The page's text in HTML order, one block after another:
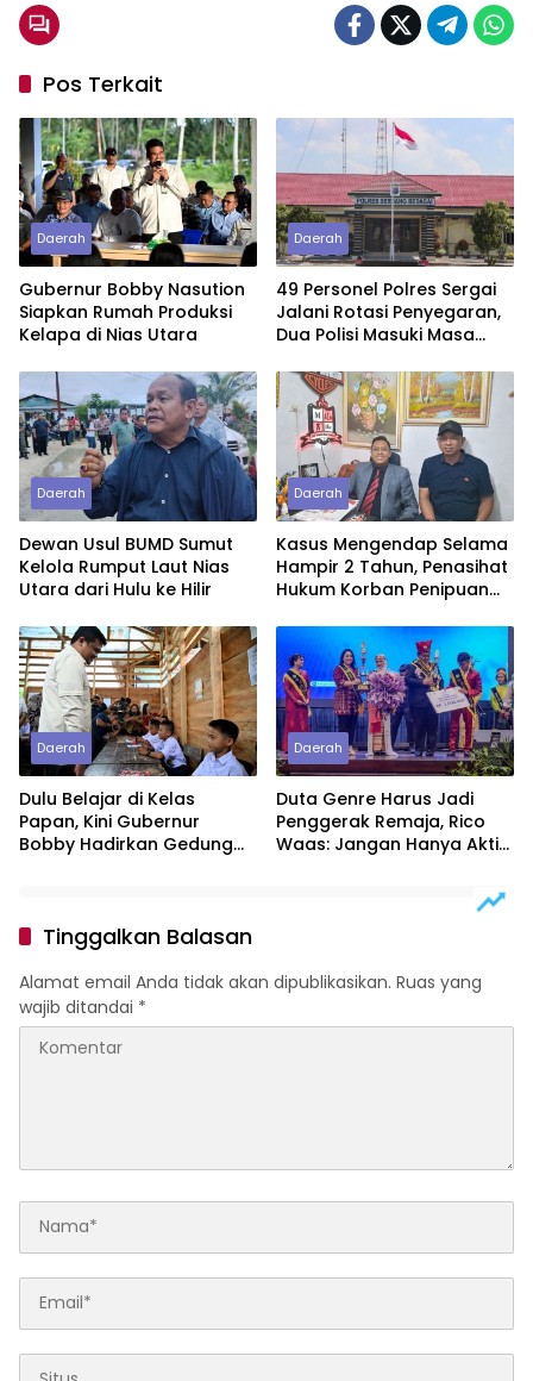
Pos Terkait
Daerah
Gubernur Bobby Nasution
Siapkan Rumah Produksi
Kelapa di Nias Utara
Daerah
49 Personel Polres Sergai
Jalani Rotasi Penyegaran,
Dua Polisi Masuki Masa
Daerah
Dewan Usul BUMD Sumut
Kelola Rumput Laut Nias
Utara dari Hulu ke Hilir
Daerah
Kasus Mengendap Selama
Hampir 2 Tahun, Penasihat
Hukum Korban Penipuan
Profesionalitas Penyidik
Polres Tebing Tinggi
Daerah
Dulu Belajar di Kelas
Papan, Kini Gubernur
Bobby Hadirkan Gedung
Daerah
Duta Genre Harus Jadi
Penggerak Remaja, Rico
Waas: Jangan Hanya Aktif
Tinggalkan Balasan
Alamat email Anda tidak akan dipublikasikan. Ruas yang
wajib ditandai *